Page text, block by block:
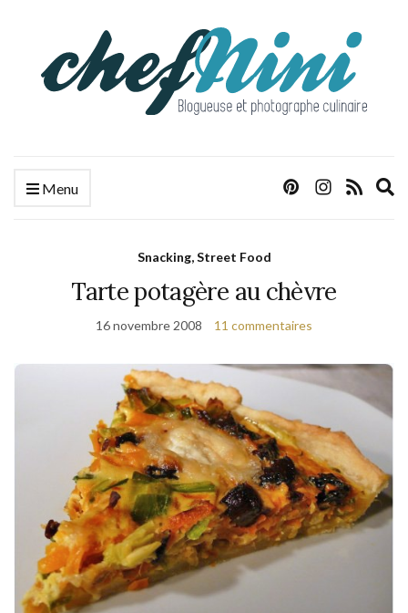
Menu
Snacking, Street Food
Tarte potagère au chèvre
16 novembre 2008 11 commentaires